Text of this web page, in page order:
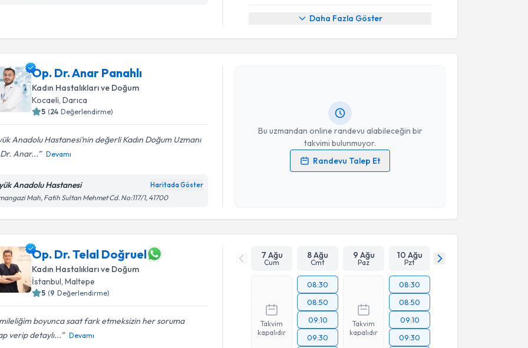
Daha Fazla Göster
Op. Dr. Anar Panahlı
Kadın Hastalıkları ve Doğum
Kocaeli, Darıca
5 (24 Değerlendirme)
Anadolu Hastanesi’nin değerli Kadın Doğum Uzmanı
Anar...
Devamı
Anadolu Hastanesi Haritada Göster
Mah, Fatih Sultan Mehmet Cd. No:117/1, 41700
Bu uzmandan online randevu alabileceğin bir
takvimi bulunmuyor.
Randevu Talep Et
Randevu Takvimi Talebi
Op. Dr. Anar Panahlı
Kişisel verilerimin işlenmesine ilişkinAydınlatma Metni
Takvim Talebini Gönder
Op. Dr. Telal Doğruel
Kadın Hastalıkları ve Doğum
İstanbul, Maltepe
5 (9 Değerlendirme)
boyunca saat fark etmeksizin her soruma
verip detaylı...
Devamı
7 Ağu
Cum
8 Ağu
Cmt
9 Ağu
Paz
10 Ağu
Pzt
Takvim
kapalıdır
08:30
08:50
09:10
09:30
Takvim
kapalıdır
08:30
08:50
09:10
09:30